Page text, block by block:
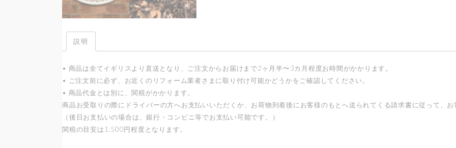
説明
• 商品は全てイギリスより直送となり、ご注文からお届けまで2ヶ月半〜3カ月程度お時間がかかります。
• ご注文前に必ず、お近くのリフォーム業者さまに取り付け可能かどうかをご確認してください。
• 商品代金とは別に、関税がかかります。
商品お受取りの際にドライバーの方へお支払いいただくか、お荷物到着後にお客様のもとへ送られてくる請求書に従って、お
（後日お支払いの場合は、銀行・コンビニ等でお支払い可能です。）
関税の目安は1,500円程度となります。